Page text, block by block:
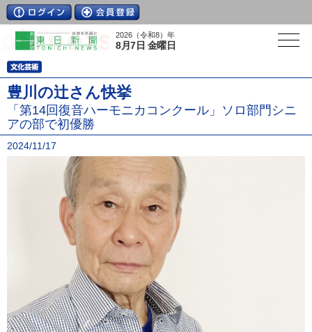
2026（令和8）年
8月7日 金曜日
豊川の辻さん快挙
「第14回復音ハーモニカコンクール」ソロ部門シニ
アの部で初優勝
2024/11/17